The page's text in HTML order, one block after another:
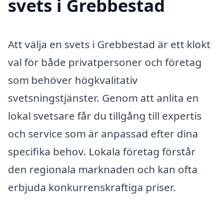
svets i Grebbestad
Att välja en svets i Grebbestad är ett klokt
val för både privatpersoner och företag
som behöver högkvalitativ
svetsningstjänster. Genom att anlita en
lokal svetsare får du tillgång till expertis
och service som är anpassad efter dina
specifika behov. Lokala företag förstår
den regionala marknaden och kan ofta
erbjuda konkurrenskraftiga priser.